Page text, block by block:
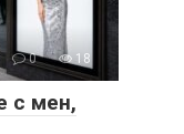
0 18
с мен,